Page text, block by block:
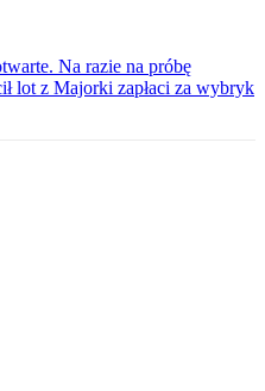
Na razie na próbę
lot z Majorki zapłaci za wybryk